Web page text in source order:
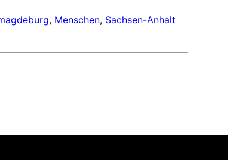
, Menschen, Sachsen-Anhalt